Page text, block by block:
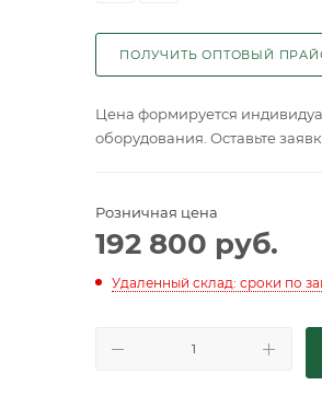
ПОЛУЧИТЬ ОПТОВЫЙ
Цена формируется
оборудования. Оставьте
Розничная цена
192 800 руб.
Удаленный склад: сроки по